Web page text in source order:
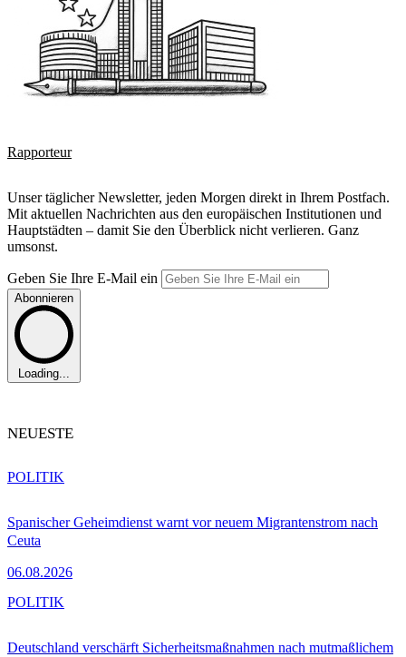
Rapporteur
Unser täglicher Newsletter, jeden Morgen direkt in Ihrem Postfach.
Mit aktuellen Nachrichten aus den europäischen Institutionen und
Hauptstädten – damit Sie den Überblick nicht verlieren. Ganz
umsonst.
Geben Sie Ihre E-Mail ein
Abonnieren
Loading...
NEUESTE
Spanischer Geheimdienst warnt vor neuem Migrantenstrom nach
Ceuta
06.08.2026
POLITIK
Deutschland verschärft Sicherheitsmaßnahmen nach mutmaßlichem
POLITIK